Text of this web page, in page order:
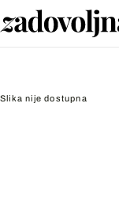
Slika nije dostupna